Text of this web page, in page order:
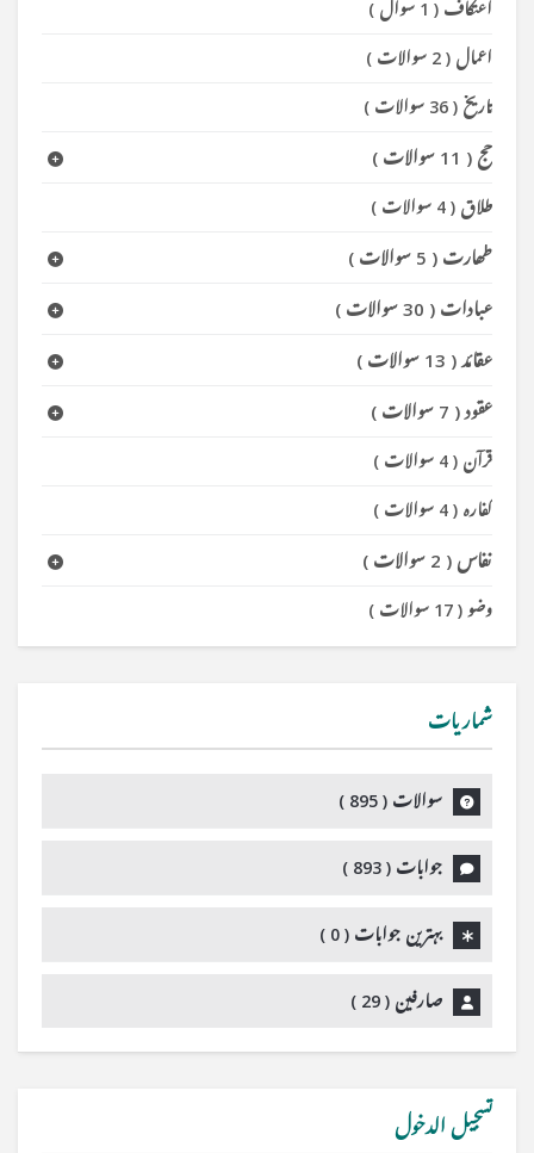
اعتکاف ( 1 سوال )
اعمال ( 2 سوالات )
تاریخ ( 36 سوالات )
حج ( 11 سوالات )
طلاق ( 4 سوالات )
طھارت ( 5 سوالات )
عبادات ( 30 سوالات )
عقائد( 13 سوالات )
عقود ( 7 سوالات )
قرآن ( 4 سوالات )
کفارہ ( 4 سوالات )
نفاس ( 2 سوالات )
وضو ( 17 سوالات )
شماریات
سوالات ( 895
)
جوابات ( 893
)
بہترین جوابات ( 0
)
صارفین ( 29
)
تسجيل الدخول